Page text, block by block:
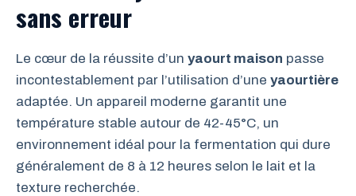
sans erreur
Le cœur de la réussite d’un yaourt maison passe
incontestablement par l’utilisation d’une yaourtière
adaptée. Un appareil moderne garantit une
température stable autour de 42-45°C, un
environnement idéal pour la fermentation qui dure
généralement de 8 à 12 heures selon le lait et la
texture recherchée.